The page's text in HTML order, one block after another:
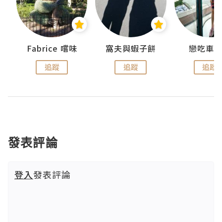
Fabrice 嚐味
追蹤
窩夫與蝦子餅
追蹤
戀吃車
追蹤
發表評論
登入發表評論